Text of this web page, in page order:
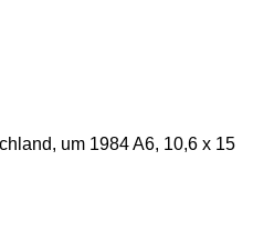
um 1984 A6, 10,6 x 15